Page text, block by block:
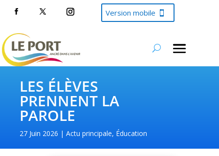
Version mobile
LES ÉLÈVES
PRENNENT LA
PAROLE
27 Juin 2026 Actu principale, Éducation